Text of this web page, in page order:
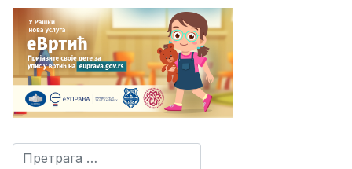
Претрага